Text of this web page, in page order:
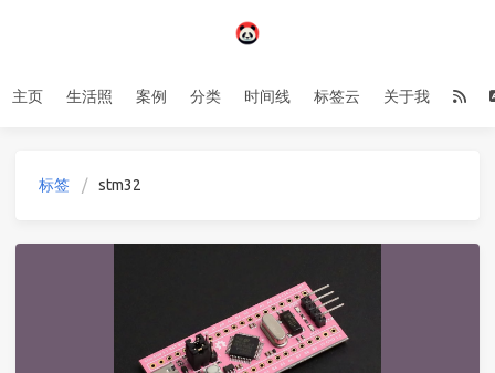
主页 生活照 案例 分类 时间线 标签云 关于我
标签 stm32